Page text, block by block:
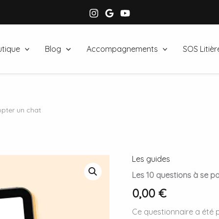
Blog Accompagnements SOS
un chat
Les guides
Les 10 questions à se
0,00 €
Ce questionnaire a été